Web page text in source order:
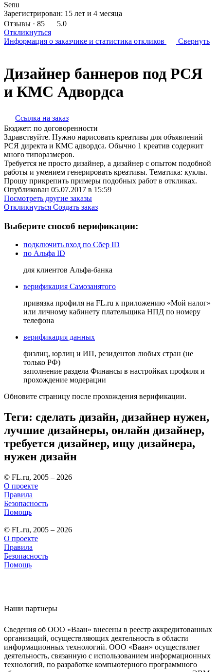
Senu
Зарегистрирован: 15 лет и 4 месяца
Отзывы · 85
5.0
Откликнуться
Информация о заказчике и статистика откликов Свернуть
Дизайнер баннеров под РСЯ
и КМС Адвордса
Ссылка на заказ
Бюджет: по договоренности
Здравствуйте. Нужно нарисовать креативы для объявлений
РСЯ директа и КМС адвордса. Обычно 1 креатив содержит
много типоразмеров.
Требуется не просто дизайнер, а дизайнер с опытом подобной
работы и умением генерировать креативы. Тематика: куклы.
Прошу прикрепить примеры подобных работ в откликах.
Опубликован 05.07.2017 в 15:59
Посмотреть другие заказы
Откликнуться Создать заказ
Выберите способ верификации:
подключить вход по Сбер ID
по Альфа ID
для клиентов Альфа-банка
верификация Самозанятого
привязка профиля на FL.ru к приложению «Мой налог»
или личному кабинету плательщика НПД по номеру
телефона
верификация данных
физлиц, юрлиц и ИП, резидентов любых стран (не
только РФ)
заполнение раздела Финансы в настройках профиля и
прохождение модерации
Обновите страницу после прохождения верификации.
Теги: сделать дизайн, дизайнер нужен,
лучшие дизайнеры, онлайн дизайнер,
требуется дизайнер, ищу дизайнера,
нужен дизайн
© FL.ru, 2005 – 2026
О проекте
Правила
Безопасность
Помощь
© FL.ru, 2005 – 2026
О проекте
Правила
Безопасность
Помощь
Наши партнеры
Сведения об ООО «Ваан» внесены в реестр аккредитованных
организаций, осуществляющих деятельность в области
информационных технологий. ООО «Ваан» осуществляет
деятельность, связанную с использованием информационных
технологий, по разработке компьютерного программного